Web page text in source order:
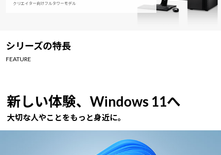
Copilot+ PC
AIおすすめパソコン
クリエイター向けフルタワーモデル
シリーズの特長
FEATURE
新しい体験、Windows 11へ
大切な人やことをもっと身近に。